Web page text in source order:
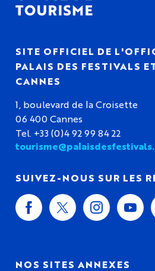
SITE OFFICIEL DE
PALAIS DES FESTIVALS
CANNES
1, boulevard de la Croisette
06 400 Cannes
Tel. +33 (0)4 92 99 84 22
SUIVEZ-NOUS SUR LES
NOS SITES ANNEXES